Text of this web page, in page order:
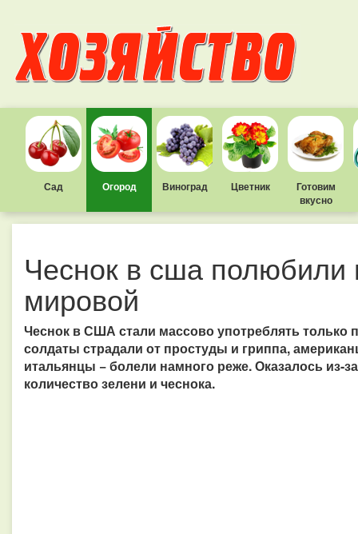
Сад Огород Виноград Цветник
Готовим
вкусно
Чеснок в сша полюбили
мировой
Чеснок в США стали массово употреблять
солдаты страдали от простуды и гриппа,
итальянцы − болели намного реже. Оказалось из-
количество зелени и чеснока.